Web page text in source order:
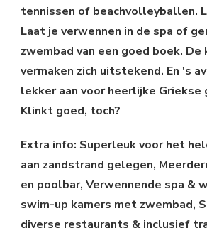
tennissen of beachvolleyballen.
Laat je verwennen in de spa of
zwembad van een goed boek. De
vermaken zich uitstekend. En 's
lekker aan voor heerlijke Griekse
Klinkt goed, toch?
Extra info: Superleuk voor het
aan zandstrand gelegen,
en poolbar, Verwennende spa &
swim-up kamers met zwembad,
diverse restaurants & inclusief